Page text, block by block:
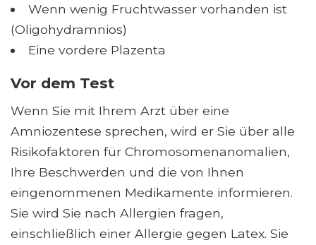
Wenn wenig Fruchtwasser vorhanden ist
(Oligohydramnios)
Eine vordere Plazenta
Vor dem Test
Wenn Sie mit Ihrem Arzt über eine
Amniozentese sprechen, wird er Sie über alle
Risikofaktoren für Chromosomenanomalien,
Ihre Beschwerden und die von Ihnen
eingenommenen Medikamente informieren.
Sie wird Sie nach Allergien fragen,
einschließlich einer Allergie gegen Latex. Sie